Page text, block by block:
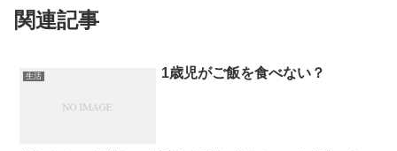
関連記事
生活 1歳児がご飯を食べない？